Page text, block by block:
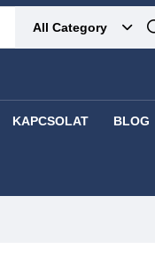
All Category
KAPCSOLAT BLOG